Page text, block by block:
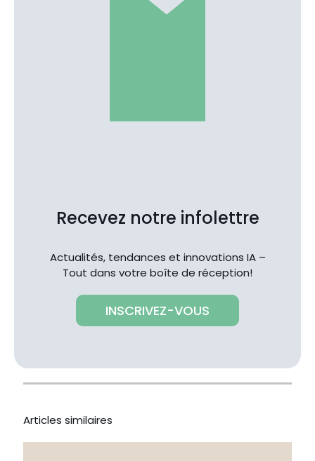
Recevez notre infolettre
Actualités, tendances et innovations IA –
Tout dans votre boîte de réception!
INSCRIVEZ-VOUS
Articles similaires